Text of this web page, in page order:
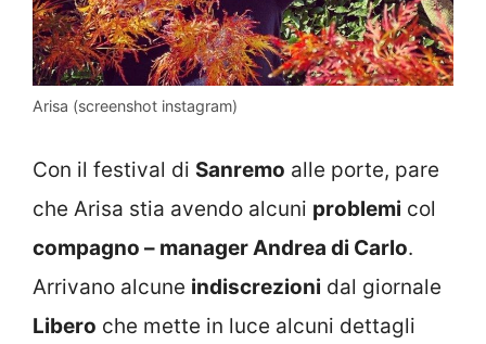
Arisa (screenshot instagram)
Con il festival di Sanremo alle porte, pare
che Arisa stia avendo alcuni problemi col
compagno – manager Andrea di Carlo.
Arrivano alcune indiscrezioni dal giornale
Libero che mette in luce alcuni dettagli